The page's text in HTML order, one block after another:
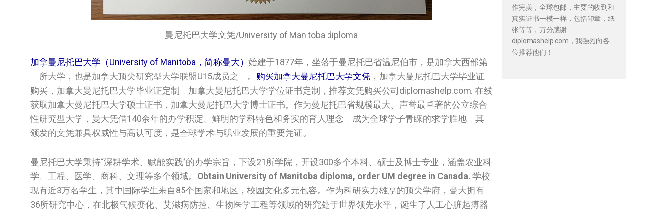
曼尼托巴大学文凭/University of Manitoba diploma
加拿曼尼托巴大学（University of Manitoba，简称曼大） 始建于1877年，坐落于曼尼托巴省温尼伯市，是加拿大西部第
一所大学，也是加拿大顶尖研究型大学联盟U15成员之一。 购买加拿大曼尼托巴大学文凭 ，加拿大曼尼托巴大学毕业证
购买，加拿大曼尼托巴大学毕业证定制，加拿大曼尼托巴大学学位证书定制，推荐文凭购买公司diplomashelp.com. 在线
获取加拿大曼尼托巴大学硕士证书，加拿大曼尼托巴大学博士证书。作为曼尼托巴省规模最大、声誉最卓著的公立综合
性研究型大学，曼大凭借140余年的办学积淀、鲜明的学科特色和务实的育人理念，成为全球学子青睐的求学胜地，其
颁发的文凭兼具权威性与高认可度，是全球学术与职业发展的重要凭证。
曼尼托巴大学秉持“深耕学术、赋能实践”的办学宗旨，下设21所学院，开设300多个本科、硕士及博士专业，涵盖农业科
学、工程、医学、商科、文理等多个领域。 Obtain University of Manitoba diploma, order UM degree in Canada. 学校
现有近3万名学生，其中国际学生来自85个国家和地区，校园文化多元包容。作为科研实力雄厚的顶尖学府，曼大拥有
36所研究中心，在北极气候变化、艾滋病防控、生物医学工程等领域的研究处于世界领先水平，诞生了人工心脏起搏器
作完美，全球包邮，主要的收到和
真实证书一模一样，包括印章，纸
张等等，万分感谢
diplomashelp.com，我强烈向各
位推荐他们！